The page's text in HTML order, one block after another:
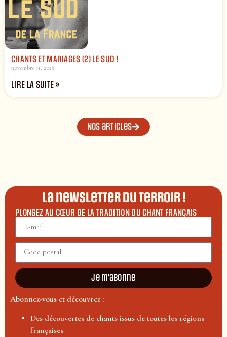
CHANTS ET MARIAGES (2) LE SUD !
novembre 11, 2025
LIRE LA SUITE »
Nos articles
La newsletter du terroir !
PLONGEZ AU CŒUR DE LA TRADITION DU CHANT FRANÇAIS
Je m'abonne
Abonnez-vous et découvrez :
Des découvertes de chants issus de toutes les régions
françaises